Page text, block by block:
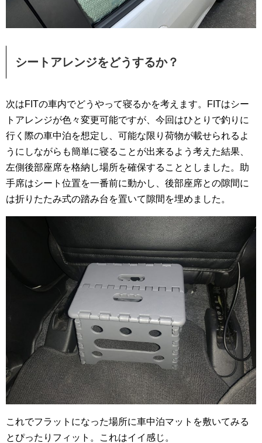
シートアレンジをどうするか？
次はFITの車内でどうやって寝るかを考えます。FITはシー
トアレンジが色々変更可能ですが、今回はひとりで釣りに
行く際の車中泊を想定し、可能な限り荷物が載せられるよ
うにしながらも簡単に寝ることが出来るよう考えた結果、
左側後部座席を格納し場所を確保することとしました。助
手席はシート位置を一番前に動かし、後部座席との隙間に
は折りたたみ式の踏み台を置いて隙間を埋めました。
これでフラットになった場所に車中泊マットを敷いてみる
とぴったりフィット。これはイイ感じ。